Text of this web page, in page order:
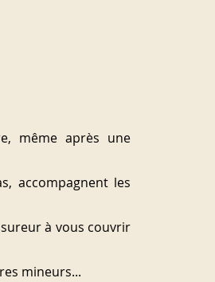
même après une
accompagnent les
à vous couvrir
mineurs...